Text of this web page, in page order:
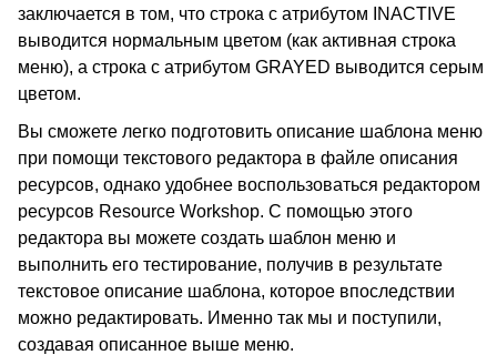
заключается в том, что строка с атрибутом INACTIVE
выводится нормальным цветом (как активная строка
меню), а строка с атрибутом GRAYED выводится серым
цветом.
Вы сможете легко подготовить описание шаблона меню
при помощи текстового редактора в файле описания
ресурсов, однако удобнее воспользоваться редактором
ресурсов Resource Workshop. С помощью этого
редактора вы можете создать шаблон меню и
выполнить его тестирование, получив в результате
текстовое описание шаблона, которое впоследствии
можно редактировать. Именно так мы и поступили,
создавая описанное выше меню.